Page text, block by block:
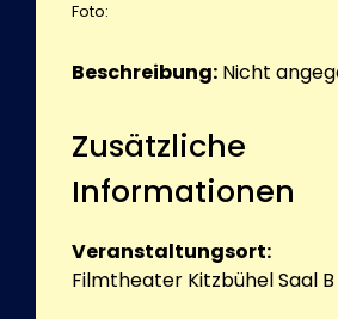
Foto:
Beschreibung: Nicht
Zusätzliche
Informationen
Veranstaltungsort:
Filmtheater Kitzbühel Saal B